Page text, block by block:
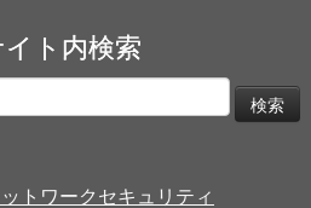
イト内検索
トワークセキュリティ